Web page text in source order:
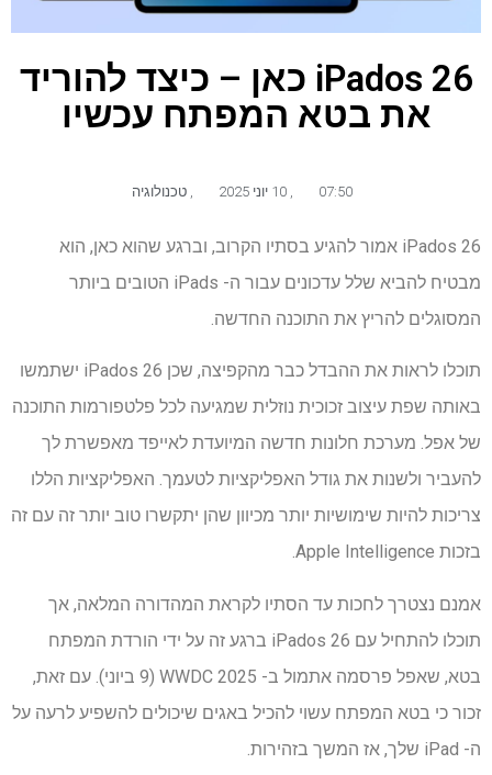
iPados 26 כאן – כיצד להוריד
את בטא המפתח עכשיו
07:50 10 יוני 2025 טכנולוגיה
iPados 26 אמור להגיע בסתיו הקרוב, וברגע שהוא כאן, הוא
מבטיח להביא שלל עדכונים עבור ה- iPads הטובים ביותר
המסוגלים להריץ את התוכנה החדשה.
תוכלו לראות את ההבדל כבר מהקפיצה, שכן iPados 26 ישתמשו
באותה שפת עיצוב זכוכית נוזלית שמגיעה לכל פלטפורמות התוכנה
של אפל. מערכת חלונות חדשה המיועדת לאייפד מאפשרת לך
להעביר ולשנות את גודל האפליקציות לטעמך. האפליקציות הללו
צריכות להיות שימושיות יותר מכיוון שהן יתקשרו טוב יותר זה עם זה
בזכות Apple Intelligence.
אמנם נצטרך לחכות עד הסתיו לקראת המהדורה המלאה, אך
תוכלו להתחיל עם iPados 26 ברגע זה על ידי הורדת המפתח
בטא, שאפל פרסמה אתמול ב- WWDC 2025 (9 ביוני). עם זאת,
זכור כי בטא המפתח עשוי להכיל באגים שיכולים להשפיע לרעה על
ה- iPad שלך, אז המשך בזהירות.